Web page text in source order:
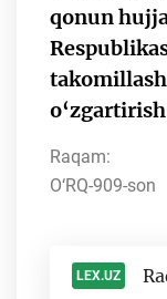
qonun
Raqam:
O‘RQ-909-son
LEX.UZ